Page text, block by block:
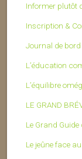
Informer plutôt
Inscription &
Journal de
L’éducation
L’équilibre
LE GRAND
Le Grand
Le jeûne face